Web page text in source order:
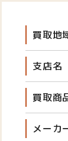
買取地
支店名
買取商
メーカ